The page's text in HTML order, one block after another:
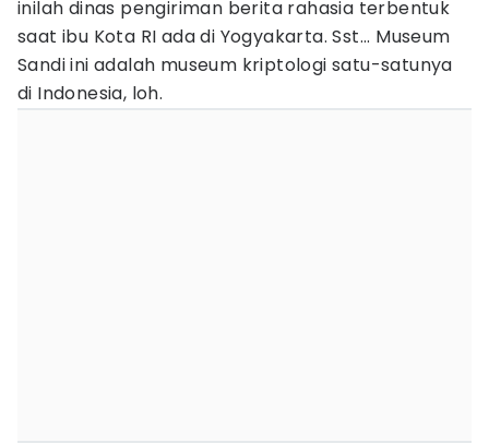
inilah dinas pengiriman berita rahasia terbentuk
saat ibu Kota RI ada di Yogyakarta. Sst... Museum
Sandi ini adalah museum kriptologi satu-satunya
di Indonesia, loh.